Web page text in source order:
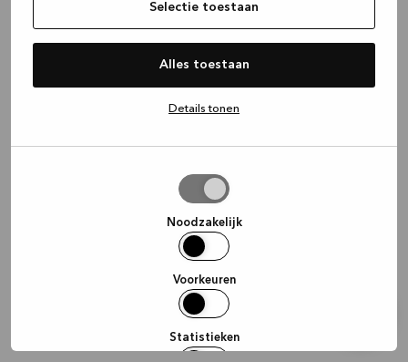
Selectie toestaan
Alles toestaan
Details tonen
Noodzakelijk
Voorkeuren
Statistieken